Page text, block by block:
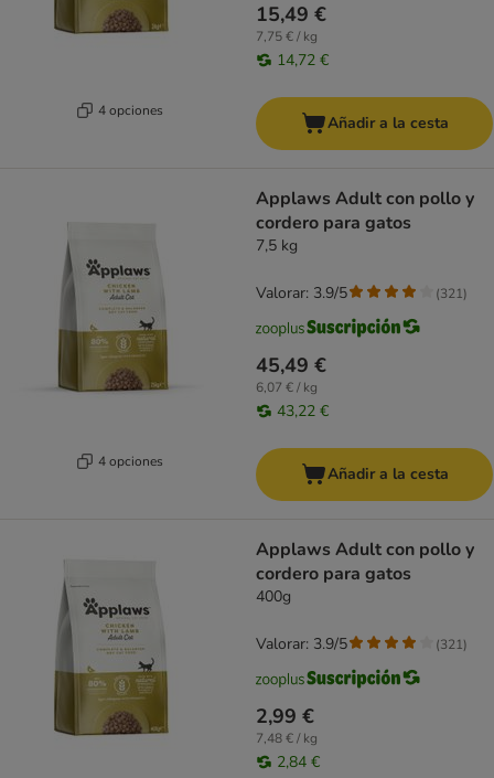
4 opciones
15,49 €
7,75 € / kg
14,72 €
Añadir a la cesta
4 opciones
Applaws Adult con pollo y
cordero para gatos
7,5 kg
45,49 €
6,07 € / kg
43,22 €
Valorar: 3.9/5 (321)
Añadir a la cesta
Applaws Adult con pollo y
cordero para gatos
400g
2,99 €
7,48 € / kg
2,84 €
Valorar: 3.9/5 (321)